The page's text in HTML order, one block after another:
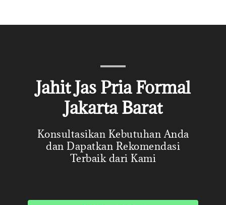
Jahit Jas Pria Formal
Jakarta Barat
Konsultasikan Kebutuhan Anda
dan Dapatkan Rekomendasi
Terbaik dari Kami